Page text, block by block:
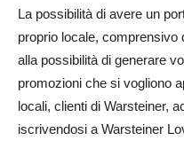
La possibilità di avere un
proprio locale, comprensivo
alla possibilità di generare
promozioni che si vogliono
locali, clienti di Warsteiner,
iscrivendosi a Warsteiner